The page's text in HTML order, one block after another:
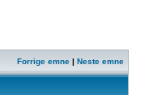
Forrige emne | Neste emne